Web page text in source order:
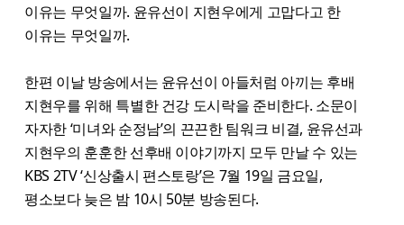
이유는 무엇일까. 윤유선이 지현우에게 고맙다고 한
이유는 무엇일까.
한편 이날 방송에서는 윤유선이 아들처럼 아끼는 후배
지현우를 위해 특별한 건강 도시락을 준비한다. 소문이
자자한 ‘미녀와 순정남’의 끈끈한 팀워크 비결, 윤유선과
지현우의 훈훈한 선후배 이야기까지 모두 만날 수 있는
KBS 2TV ‘신상출시 편스토랑’은 7월 19일 금요일,
평소보다 늦은 밤 10시 50분 방송된다.